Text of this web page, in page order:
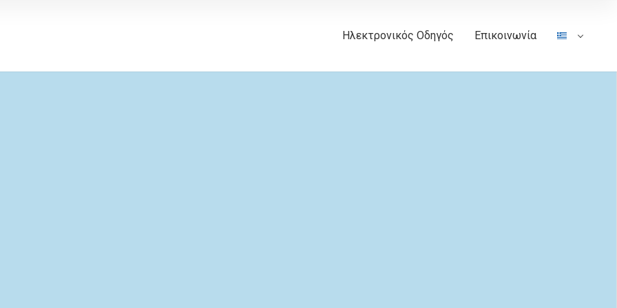
Ηλεκτρονικός Οδηγός Επικοινωνία